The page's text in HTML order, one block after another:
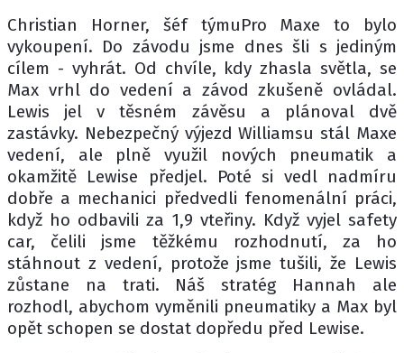
Christian Horner, šéf týmuPro Maxe to bylo
vykoupení. Do závodu jsme dnes šli s jediným
cílem - vyhrát. Od chvíle, kdy zhasla světla, se
Max vrhl do vedení a závod zkušeně ovládal.
Lewis jel v těsném závěsu a plánoval dvě
zastávky. Nebezpečný výjezd Williamsu stál Maxe
vedení, ale plně využil nových pneumatik a
okamžitě Lewise předjel. Poté si vedl nadmíru
dobře a mechanici předvedli fenomenální práci,
když ho odbavili za 1,9 vteřiny. Když vyjel safety
car, čelili jsme těžkému rozhodnutí, za ho
stáhnout z vedení, protože jsme tušili, že Lewis
zůstane na trati. Náš stratég Hannah ale
rozhodl, abychom vyměnili pneumatiky a Max byl
opět schopen se dostat dopředu před Lewise.